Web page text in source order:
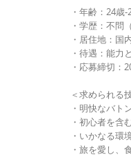
・年齢：24歳-
・学歴：不問
・居住地：国
・待遇：能力
・応募締切：
＜求められる
・明快なバト
・初心者を含
・いかなる環
・旅を愛し、